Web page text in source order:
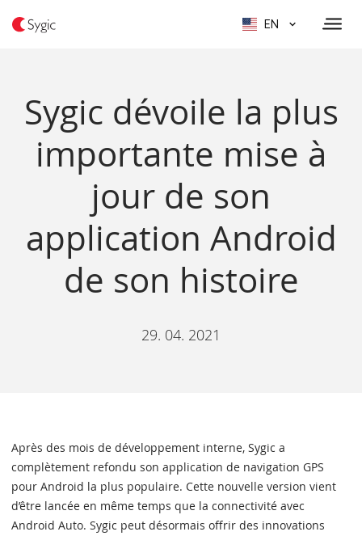
EN
Sygic dévoile la plus
importante mise à
jour de son
application Android
de son histoire
29. 04. 2021
Après des mois de développement interne, Sygic a
complètement refondu son application de navigation GPS
pour Android la plus populaire. Cette nouvelle version vient
d’être lancée en même temps que la connectivité avec
Android Auto. Sygic peut désormais offrir des innovations